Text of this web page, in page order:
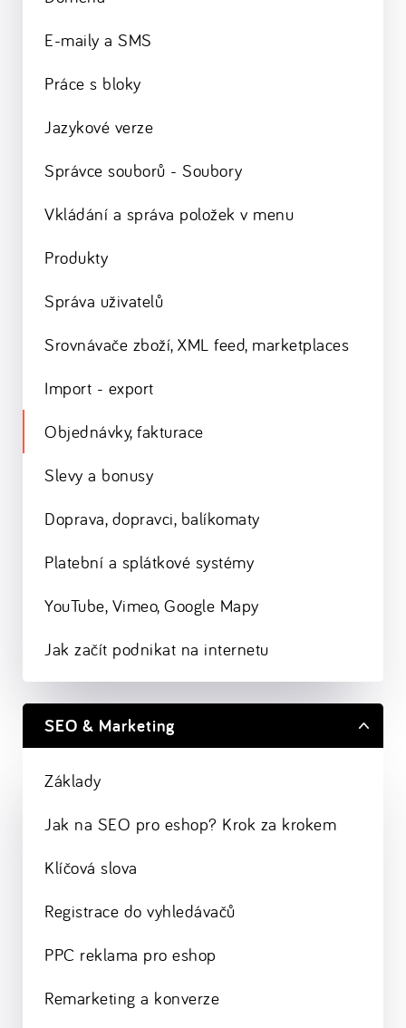
E-maily a SMS
Práce s bloky
Jazykové verze
Správce souborů - Soubory
Vkládání a správa položek v menu
Produkty
Správa uživatelů
Srovnávače zboží, XML feed, marketplaces
Import - export
Objednávky, fakturace
Slevy a bonusy
Doprava, dopravci, balíkomaty
Platební a splátkové systémy
YouTube, Vimeo, Google Mapy
Jak začít podnikat na internetu
SEO & Marketing
Základy
Jak na SEO pro eshop? Krok za krokem
Klíčová slova
Registrace do vyhledávačů
PPC reklama pro eshop
Remarketing a konverze